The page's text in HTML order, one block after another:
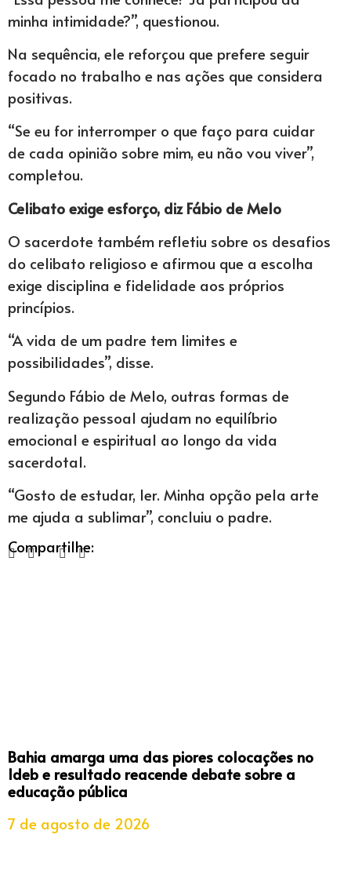
minha intimidade?”, questionou.
Na sequência, ele reforçou que prefere seguir
focado no trabalho e nas ações que considera
positivas.
“Se eu for interromper o que faço para cuidar
de cada opinião sobre mim, eu não vou viver”,
completou.
Celibato exige esforço, diz Fábio de Melo
O sacerdote também refletiu sobre os desafios
do celibato religioso e afirmou que a escolha
exige disciplina e fidelidade aos próprios
princípios.
“A vida de um padre tem limites e
possibilidades”, disse.
Segundo Fábio de Melo, outras formas de
realização pessoal ajudam no equilíbrio
emocional e espiritual ao longo da vida
sacerdotal.
“Gosto de estudar, ler. Minha opção pela arte
me ajuda a sublimar”, concluiu o padre.
Compartilhe:
Bahia amarga uma das piores colocações no
Ideb e resultado reacende debate sobre a
educação pública
7 de agosto de 2026